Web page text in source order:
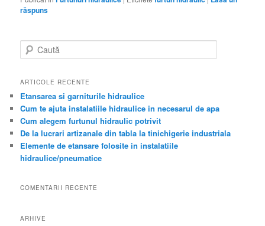
răspuns
Caută
ARTICOLE RECENTE
Etansarea si garniturile hidraulice
Cum te ajuta instalatiile hidraulice in necesarul de apa
Cum alegem furtunul hidraulic potrivit
De la lucrari artizanale din tabla la tinichigerie industriala
Elemente de etansare folosite in instalatiile
hidraulice/pneumatice
COMENTARII RECENTE
ARHIVE